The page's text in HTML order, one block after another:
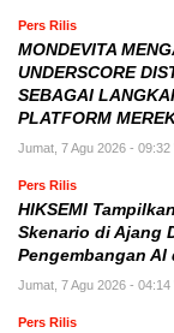
Pers Rilis
MONDEVITA
UNDERSCORE
SEBAGAI
PLATFORM
Jumat, 7 Agu 2026 - 09:32
Pers Rilis
HIKSEMI
Skenario di Ajang
Pengembangan AI
Jumat, 7 Agu 2026 - 04:14
Pers Rilis